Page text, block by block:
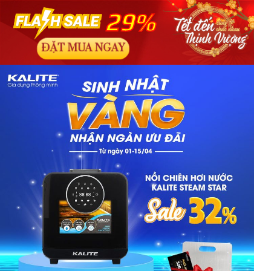
29%
ĐẶT MUA NGAY